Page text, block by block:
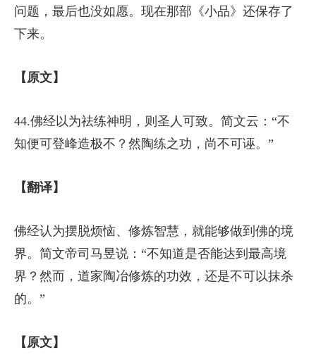
问题，最后也没如愿。现在那部《小品》还保存了
下来。
【原文】
44.佛经以为祛练神明，则圣人可致。简文云：“不
知便可登峰造极不？然陶练之功，尚不可诬。”
【翻译】
佛经认为摆脱烦恼、修炼智慧，就能够做到佛的境
界。简文帝司马昱说：“不知道是否能达到最高境
界？然而，道家陶冶修炼的功效，还是不可以抹杀
的。”
【原文】